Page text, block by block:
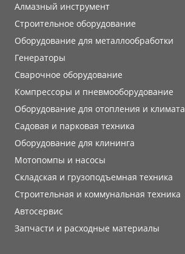
Алмазный инструмент
Строительное оборудование
Оборудование для металлообработки
Генераторы
Сварочное оборудование
Компрессоры и пневмооборудование
Оборудование для отопления и климата
Садовая и парковая техника
Оборудование для клининга
Мотопомпы и насосы
Складская и грузоподъемная техника
Строительная и коммунальная техника
Автосервис
Запчасти и расходные материалы